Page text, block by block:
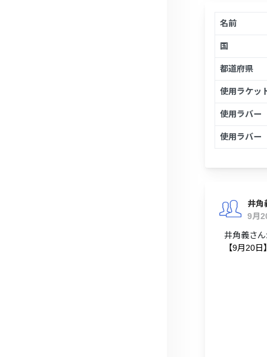
名前
国
都道府県
使用ラケッ
使用ラバー
使用ラバー
井角
9月
井角義さ
【9月20